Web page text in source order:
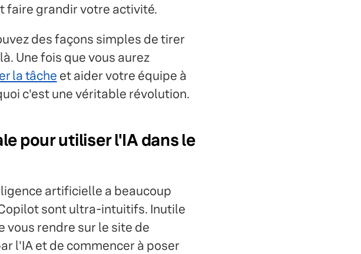
faire grandir votre activité.
des façons simples de tirer
Une fois que vous aurez
la tâche et aider votre équipe à
c'est une véritable révolution.
pour utiliser l'IA dans le
artificielle a beaucoup
sont ultra-intuitifs. Inutile
vous rendre sur le site de
l'IA et de commencer à poser